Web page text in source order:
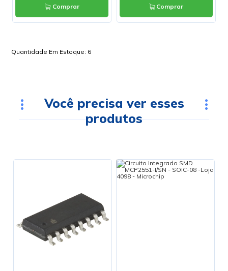
Comprar Comprar
Quantidade Em Estoque: 6
Você precisa ver esses
produtos